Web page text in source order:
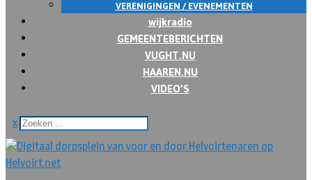
VERENIGINGEN / EVENEMENTEN
wijkradio
GEMEENTEBERICHTEN
VUGHT.NU
HAAREN.NU
VIDEO’S
x